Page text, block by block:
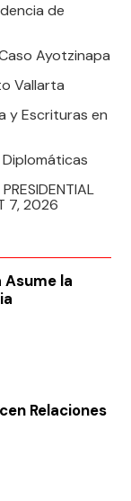
de
Ayotzinapa
Vallarta
y Escrituras en
7, 2026
Asume la
Relaciones